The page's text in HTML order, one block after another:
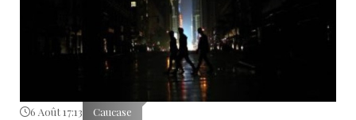
6 Août 17:13 Caucase